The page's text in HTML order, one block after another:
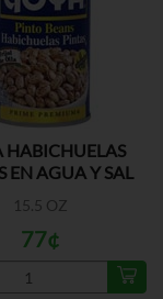
HABICHUELAS
EN AGUA Y SAL
15.5 OZ
77¢